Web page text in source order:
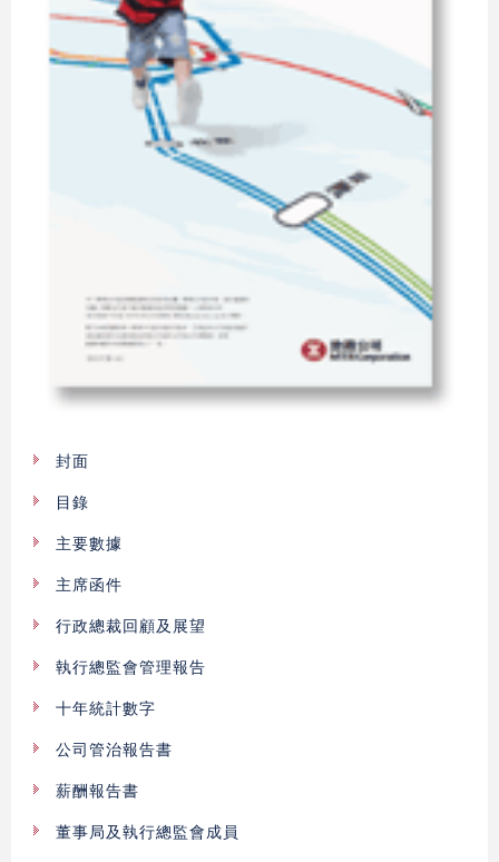
封面
目錄
主要數據
主席函件
行政總裁回顧及展望
執行總監會管理報告
十年統計數字
公司管治報告書
薪酬報告書
董事局及執行總監會成員